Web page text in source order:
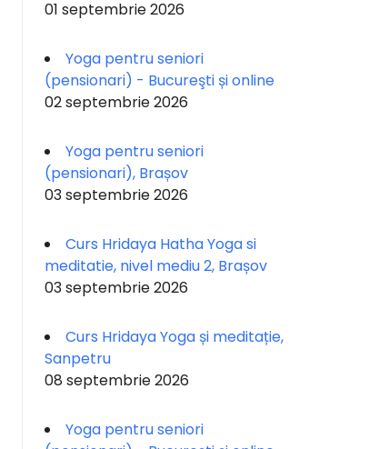
01 septembrie 2026
Yoga pentru seniori
(pensionari) - Bucureşti și online
02 septembrie 2026
Yoga pentru seniori
(pensionari), Brașov
03 septembrie 2026
Curs Hridaya Hatha Yoga si
meditatie, nivel mediu 2, Brașov
03 septembrie 2026
Curs Hridaya Yoga și meditație,
Sanpetru
08 septembrie 2026
Yoga pentru seniori